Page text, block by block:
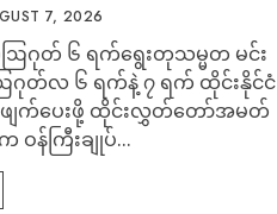
7, 2026
ဂုတ် ၆ ရက်ရွေးတုသမ္မတ မင်း
တ်လ ၆ ရက်နဲ့ ၇ ရက် ထိုင်းနိုင်ငံ
ျက်ပေးဖို့ ထိုင်းလွှတ်တော်အမတ်
န်ကြီးချုပ်...